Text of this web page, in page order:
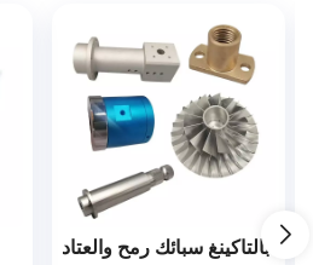
الربيع كليب الأجزاء